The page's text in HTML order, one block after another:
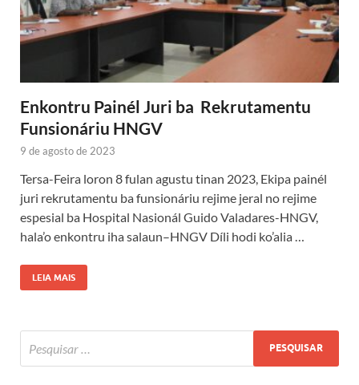
Enkontru Painél Juri ba Rekrutamentu
Funsionáriu HNGV
9 de agosto de 2023
Tersa-Feira loron 8 fulan agustu tinan 2023, Ekipa painél
juri rekrutamentu ba funsionáriu rejime jeral no rejime
espesial ba Hospital Nasionál Guido Valadares-HNGV,
hala’o enkontru iha salaun–HNGV Díli hodi ko’alia …
LEIA MAIS